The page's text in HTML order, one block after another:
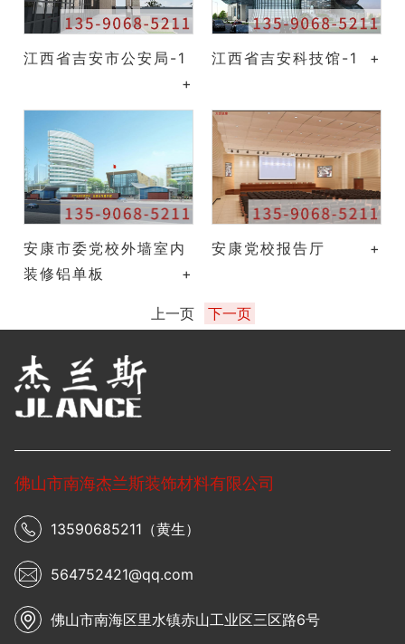
江西省吉安市公安局-1
+
江西省吉安科技馆-1 +
安康市委党校外墙室内
装修铝单板
+
安康党校报告厅 +
上一页 下一页
佛山市南海杰兰斯装饰材料有限公司
13590685211（黄生）
564752421@qq.com
佛山市南海区里水镇赤山工业区三区路6号